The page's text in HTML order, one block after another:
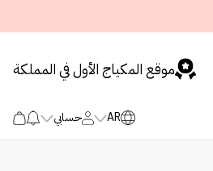
موقع المكياج الأول في المملكة
AR حسابي